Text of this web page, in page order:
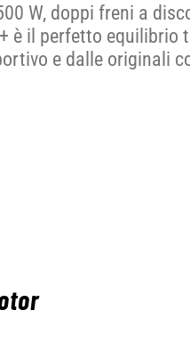
W, doppi freni a
è il perfetto equilibrio
e dalle originali